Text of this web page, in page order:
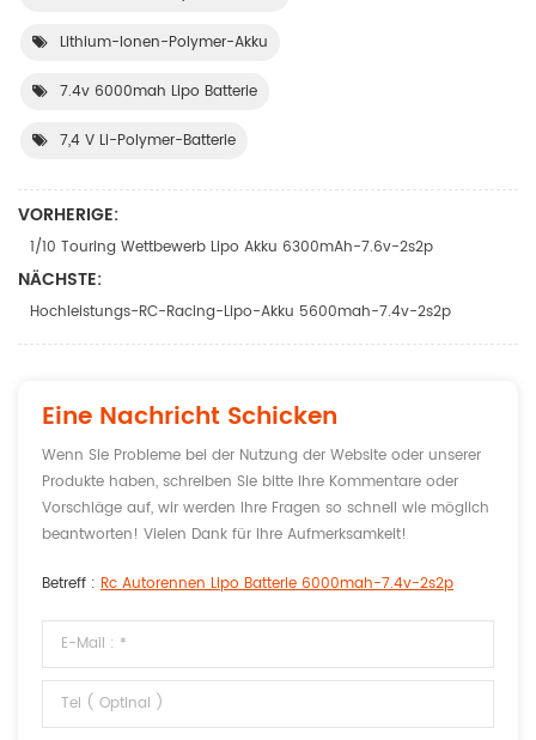
Lithium-Ionen-Polymer-Akku
7.4v 6000mah Lipo Batterie
7,4 V Li-Polymer-Batterie
VORHERIGE:
1/10 Touring Wettbewerb Lipo Akku 6300mAh-7.6v-2s2p
NÄCHSTE:
Hochleistungs-RC-Racing-Lipo-Akku 5600mah-7.4v-2s2p
Eine Nachricht Schicken
Wenn Sie Probleme bei der Nutzung der Website oder unserer
Produkte haben, schreiben Sie bitte Ihre Kommentare oder
Vorschläge auf, wir werden Ihre Fragen so schnell wie möglich
beantworten! Vielen Dank für Ihre Aufmerksamkeit!
Betreff : Rc Autorennen Lipo Batterie 6000mah-7.4v-2s2p